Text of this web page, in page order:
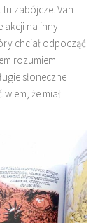
tu zabójcze. Van
akcji na inny
chciał odpocząć
rozumiem
słoneczne
że miał